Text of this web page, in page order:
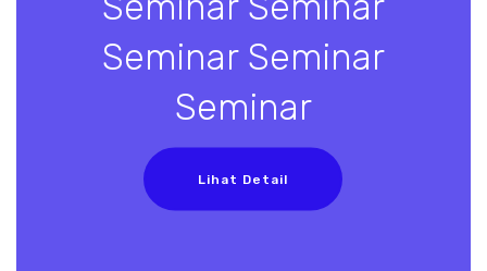
Seminar Seminar
Seminar
Lihat Detail